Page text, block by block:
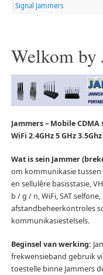
Signal Jammers
Welkom by
Jammers – Mobile CDMA
WiFi 2.4GHz 5 GHz
Wat is sein Jammer
om kommunikasie tussen
en sellulêre basisstasie,
b / g / n, WiFi, SAT
afstandbeheerkontroles
kommunikasiestelsels.
Beginsel van werking:
frekwensieband gebruik
toestelle binne Jammers